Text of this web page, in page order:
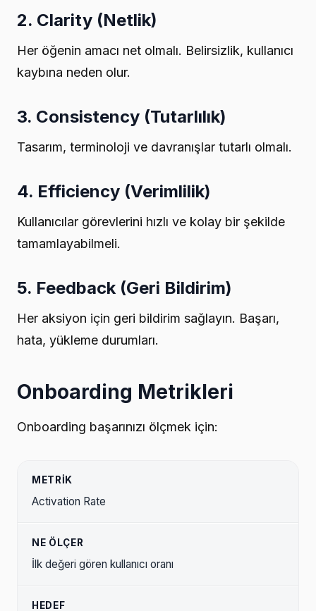
2. Clarity (Netlik)
Her öğenin amacı net olmalı. Belirsizlik, kullanıcı
kaybına neden olur.
3. Consistency (Tutarlılık)
Tasarım, terminoloji ve davranışlar tutarlı olmalı.
4. Efficiency (Verimlilik)
Kullanıcılar görevlerini hızlı ve kolay bir şekilde
tamamlayabilmeli.
5. Feedback (Geri Bildirim)
Her aksiyon için geri bildirim sağlayın. Başarı,
hata, yükleme durumları.
Onboarding Metrikleri
Onboarding başarınızı ölçmek için:
Activation Rate
İlk değeri gören kullanıcı oranı